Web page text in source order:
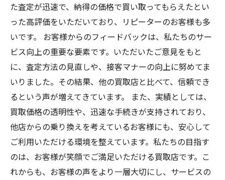
た査定が迅速で、納得の価格で買い取ってもらえたとい
った高評価をいただいており、リピーターのお客様も多
いです。 お客様からのフィードバックは、私たちのサー
ビス向上の重要な要素です。いただいたご意見をもと
に、査定方法の見直しや、接客マナーの向上に努めてま
いりました。その結果、他の買取店と比べて、信頼でき
るという声が増えてきています。 また、実績としては、
買取価格の透明性や、迅速な手続きが支持されており、
他店からの乗り換えを考えているお客様にも、安心して
ご利用いただける環境を整えています。私たちの目指す
のは、お客様が笑顔でご満足いただける買取店です。こ
れからも、お客様の声をより一層大切にし、サービスの